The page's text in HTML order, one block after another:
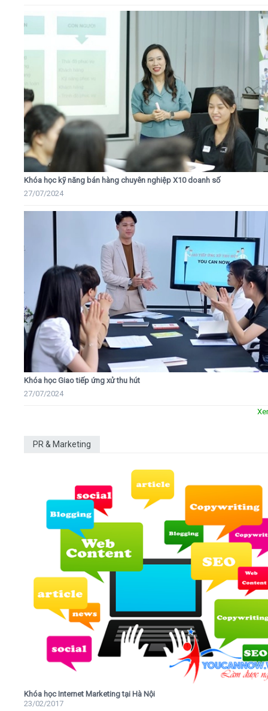
Khóa học kỹ năng bán hàng chuyên nghiệp X10 doanh số
27/07/2024
Khóa học Giao tiếp ứng xử thu hút
27/07/2024
PR & Marketing
Khóa học Internet Marketing tại Hà Nội
23/02/2017